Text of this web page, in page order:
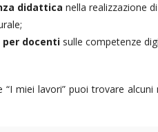
didattica nella realizzazione
per docentisulle competenze
“I miei lavori” puoi trovare